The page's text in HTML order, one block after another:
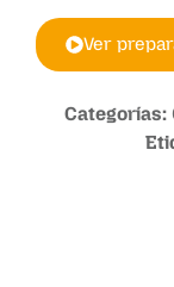
Ver
Categorías: